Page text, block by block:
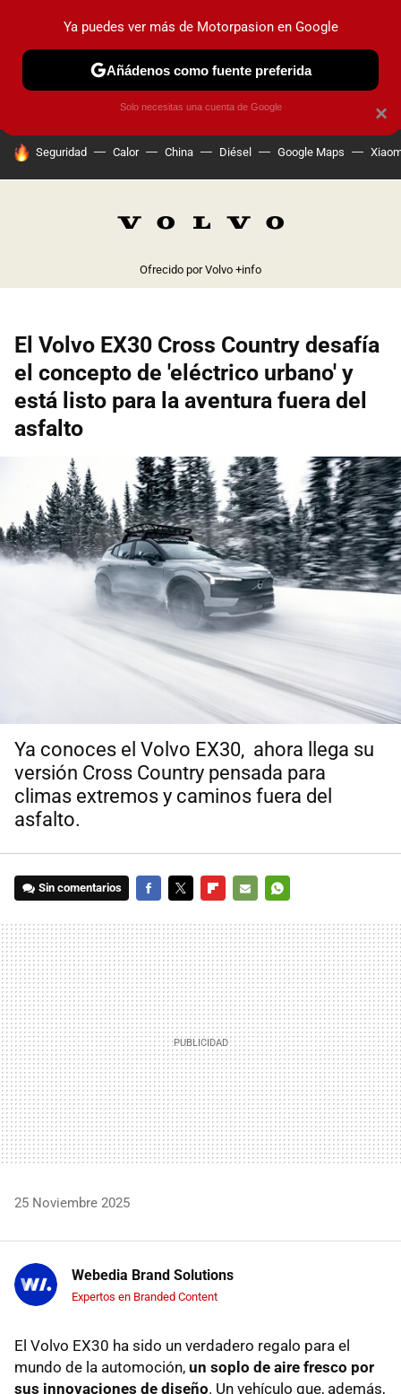
PRUEBAS COCHES ELÉCTRICOS OBSERVATORIO
HOY SE HABLA DE
Seguridad Calor China Diésel Google Maps
Ofrecido por Volvo +info
El Volvo EX30 Cross Country desafía
el concepto de 'eléctrico urbano' y
está listo para la aventura fuera del
asfalto
Ya conoces el Volvo EX30, ahora llega su
versión Cross Country pensada para
climas extremos y caminos fuera del
asfalto.
Sin comentarios
MAIL
25 Noviembre 2025
Webedia Brand Solutions
Expertos en Branded Content
El Volvo EX30 ha sido un verdadero regalo para el
mundo de la automoción, un soplo de aire fresco por
sus innovaciones de diseño. Un vehículo que, además,
×
Ya puedes ver más de Motorpasion en Google
Añádenos como fuente preferida
Solo necesitas una cuenta de Google